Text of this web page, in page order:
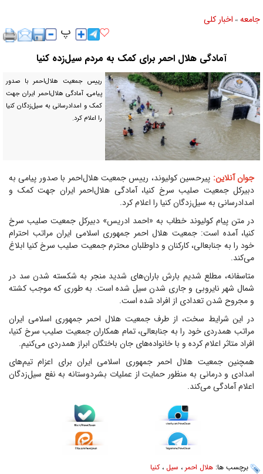
جامعه » اخبار كلی
آمادگی هلال احمر برای کمک به مردم سیل‌زده کنیا
رییس جمعیت هلال‌احمر با صدور
پیامی، آمادگی هلال‌احمر ایران جهت
کمک و امدادرسانی به سیل‌زدگان کنیا
را اعلام کرد.
جوان آنلاین: پیرحسین کولیوند، رییس جمعیت هلال‌احمر با صدور پیامی به
دبیرکل جمعیت صلیب سرخ کنیا، آمادگی هلال‌احمر ایران جهت کمک و
امدادرسانی به سیل‌زدگان کنیا را اعلام کرد.
در متن پیام کولیوند خطاب به «احمد ادریس» دبیرکل جمعیت صلیب سرخ
کنیا، آمده است: جمعیت هلال احمر جمهوری اسلامی ایران مراتب احترام
خود را به جنابعالی، کارکنان و داوطلبان محترم جمعیت صلیب سرخ کنیا ابلاغ
می‌کند.
متاسفانه، مطلع شدیم بارش باران‌های شدید منجر به شکسته شدن سد در
شمال شهر نایروبی و جاری شدن سیل شده است. به طوری که موجب کشته
و مجروح شدن تعدادی از افراد شده است.
در این شرایط سخت، از طرف جمعیت هلال احمر جمهوری اسلامی ایران
مراتب همدردی خود را به جنابعالی، تمام همکاران جمعیت صلیب سرخ کنیا،
افراد متاثر اعلام کرده و با خانواده‌های جان باختگان ابراز همدردی می‌کنیم.
همچنین جمعیت هلال احمر جمهوری اسلامی ایران برای اعزام تیم‌های
امدادی و درمانی به منظور حمایت از عملیات بشردوستانه به نفع سیل‌زدگان
اعلام آمادگی می‌کند.
برچسب ها: هلال احمر ، سیل ،کنیا